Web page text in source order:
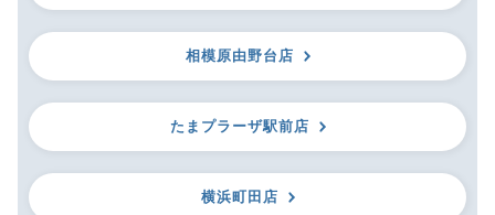
相模原由野台店
たまプラーザ駅前店
横浜町田店